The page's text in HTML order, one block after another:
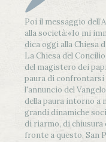
Poi il messaggio
alla società:«Io mi
dica oggi alla Chiesa
La Chiesa del
del magistero dei
paura di confrontarsi
l'annuncio del
della paura intorno a
grandi dinamiche
di riarmo, di chiusura
fronte a questo, San